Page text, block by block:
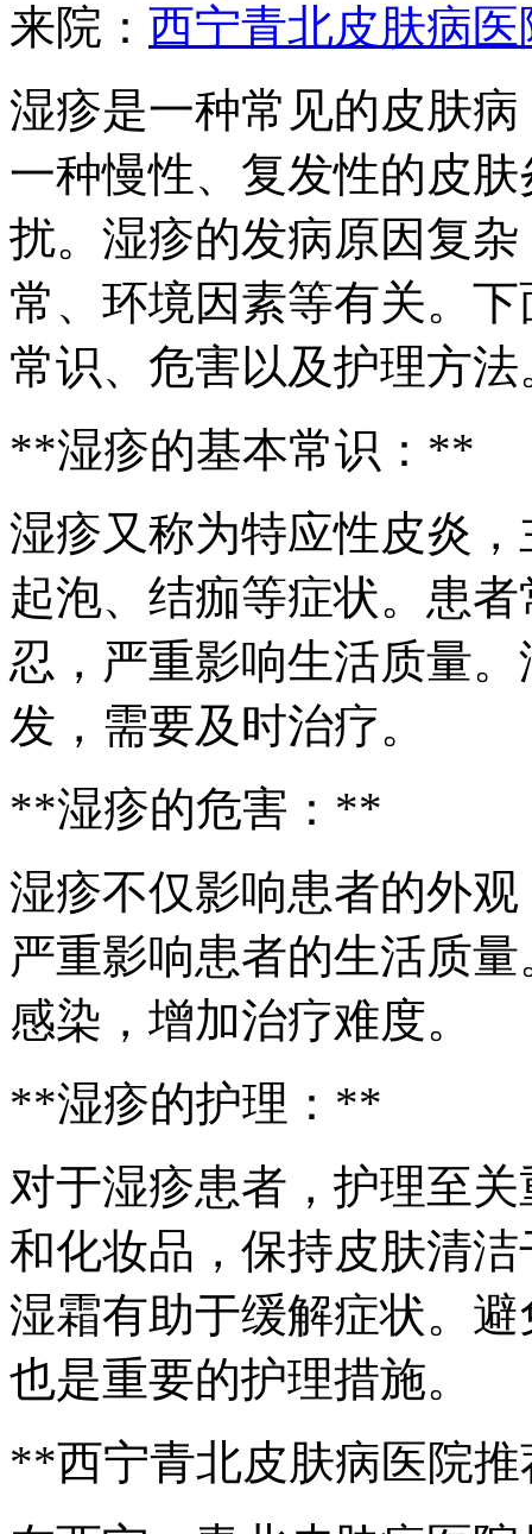
来院： 西宁青北皮肤病医
湿疹是一种常见的皮肤
一种慢性、复发性的皮
扰。湿疹的发病原因复
常、环境因素等有关。
常识、危害以及护理方法
**湿疹的基本常识：**
湿疹又称为特应性皮炎
起泡、结痂等症状。患
忍，严重影响生活质量
发，需要及时治疗。
**湿疹的危害：**
湿疹不仅影响患者的外
严重影响患者的生活质
感染，增加治疗难度。
**湿疹的护理：**
对于湿疹患者，护理至
和化妆品，保持皮肤清
湿霜有助于缓解症状。
也是重要的护理措施。
**西宁青北皮肤病医院